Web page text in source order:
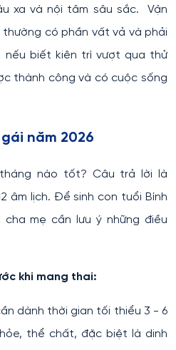
xa và nội tâm sâu sắc. Vận
có phần vất vả và phải
nếu biết kiên trì vượt qua thử
thành công và có cuộc sống
năm 2026
nào tốt? Câu trả lời là
âm lịch. Để sinh con tuổi Bính
cha mẹ cần lưu ý những điều
khi mang thai:
dành thời gian tối thiểu 3 - 6
thể chất, đặc biệt là dinh